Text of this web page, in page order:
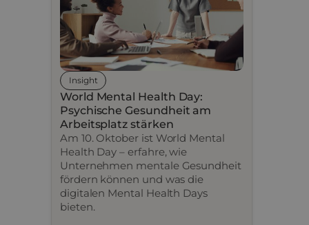
Insight
World Mental Health Day:
Psychische Gesundheit am
Arbeitsplatz stärken
Am 10. Oktober ist World Mental
Health Day – erfahre, wie
Unternehmen mentale Gesundheit
fördern können und was die
digitalen Mental Health Days
bieten.